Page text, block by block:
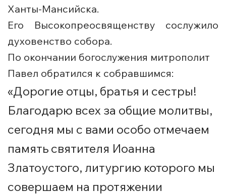
Ханты-Мансийска.
Его Высокопреосвященству сослужило
духовенство собора.
По окончании богослужения митрополит
Павел обратился к собравшимся:
«Дорогие отцы, братья и сестры!
Благодарю всех за общие молитвы,
сегодня мы с вами особо отмечаем
память святителя Иоанна
Златоустого, литургию которого мы
совершаем на протяжении